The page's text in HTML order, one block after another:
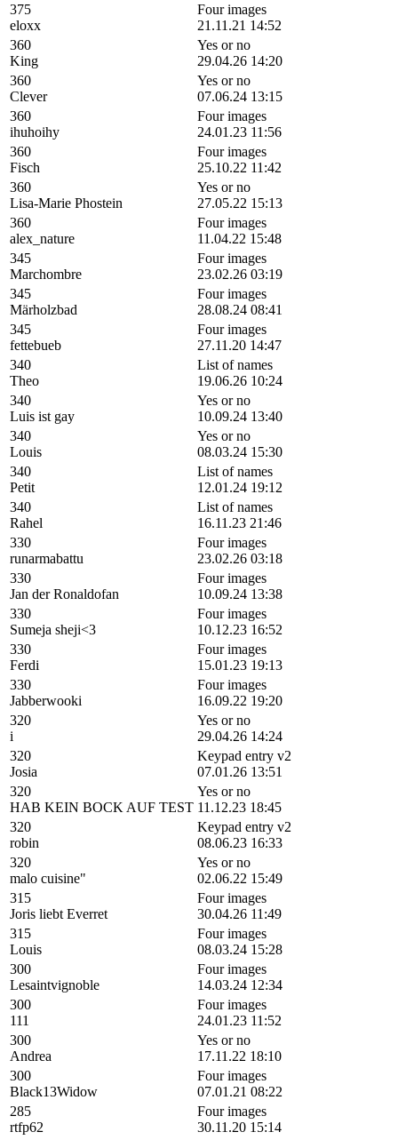
375
eloxx
Four images
21.11.21 14:52
360
King
Yes or no
29.04.26 14:20
360
Clever
Yes or no
07.06.24 13:15
360
ihuhoihy
Four images
24.01.23 11:56
360
Fisch
Four images
25.10.22 11:42
360
Lisa-Marie Phostein
Yes or no
27.05.22 15:13
360
alex_nature
Four images
11.04.22 15:48
345
Marchombre
Four images
23.02.26 03:19
345
Märholzbad
Four images
28.08.24 08:41
345
fettebueb
Four images
27.11.20 14:47
340
Theo
List of names
19.06.26 10:24
340
Luis ist gay
Yes or no
10.09.24 13:40
340
Louis
Yes or no
08.03.24 15:30
340
Petit
List of names
12.01.24 19:12
340
Rahel
List of names
16.11.23 21:46
330
runarmabattu
Four images
23.02.26 03:18
330
Jan der Ronaldofan
Four images
10.09.24 13:38
330
Sumeja sheji<3
Four images
10.12.23 16:52
330
Ferdi
Four images
15.01.23 19:13
330
Jabberwooki
Four images
16.09.22 19:20
320
i
Yes or no
29.04.26 14:24
320
Josia
Keypad entry v2
07.01.26 13:51
320
HAB KEIN BOCK AUF TEST
Yes or no
11.12.23 18:45
320
robin
Keypad entry v2
08.06.23 16:33
320
malo cuisine"
Yes or no
02.06.22 15:49
315
Joris liebt Everret
Four images
30.04.26 11:49
315
Louis
Four images
08.03.24 15:28
300
Lesaintvignoble
Four images
14.03.24 12:34
300
111
Four images
24.01.23 11:52
300
Andrea
Yes or no
17.11.22 18:10
300
Black13Widow
Four images
07.01.21 08:22
285
rtfp62
Four images
30.11.20 15:14